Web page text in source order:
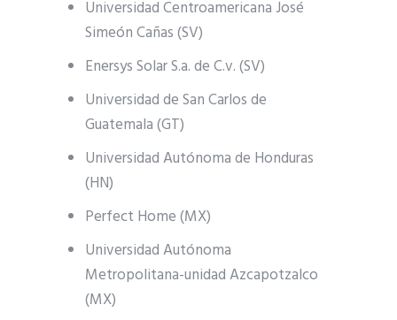
Universidad Centroamericana José
Simeón Cañas (SV)
Enersys Solar S.a. de C.v. (SV)
Universidad de San Carlos de
Guatemala (GT)
Universidad Autónoma de Honduras
(HN)
Perfect Home (MX)
Universidad Autónoma
Metropolitana-unidad Azcapotzalco
(MX)